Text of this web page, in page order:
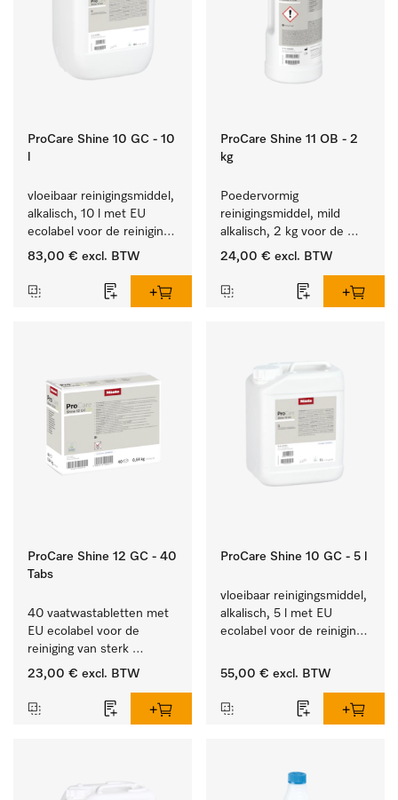
ProCare Shine 10 GC - 10
vloeibaar reinigingsmiddel,
alkalisch, 10 l met EU
ecolabel voor de reiniging
van alledaags vuil op
glazen.
83,00 € excl. BTW
ProCare Shine 11 OB - 2
kg
Poedervormig
reinigingsmiddel, mild
alkalisch, 2 kg voor de
reiniging van sterk
bestek en glazen.
24,00 € excl. BTW
ProCare Shine 12 GC - 40
Tabs
40 vaatwastabletten met
EU ecolabel voor de
reiniging van sterk
vervuild serviesgoed,
23,00 € excl. BTW
ProCare Shine 10 GC - 5 l
vloeibaar reinigingsmiddel,
alkalisch, 5 l met EU
ecolabel voor de reiniging
serviesgoed, bestek en
55,00 € excl. BTW